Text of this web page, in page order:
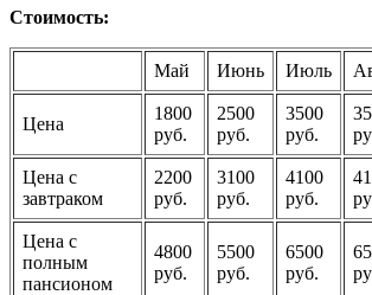
Стоимость:
Май Июнь Июль
Цена
1800
руб.
2500
руб.
3500
руб.
Цена с
завтраком
2200
руб.
3100
руб.
4100
руб.
Цена с
полным
пансионом
4800
руб.
5500
руб.
6500
руб.